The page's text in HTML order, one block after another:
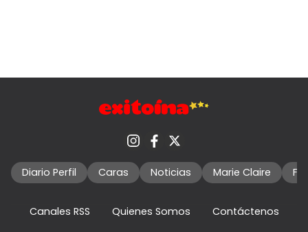
Diario Perfil Caras Noticias Marie Claire
Canales RSS Quienes Somos
Contáctenos